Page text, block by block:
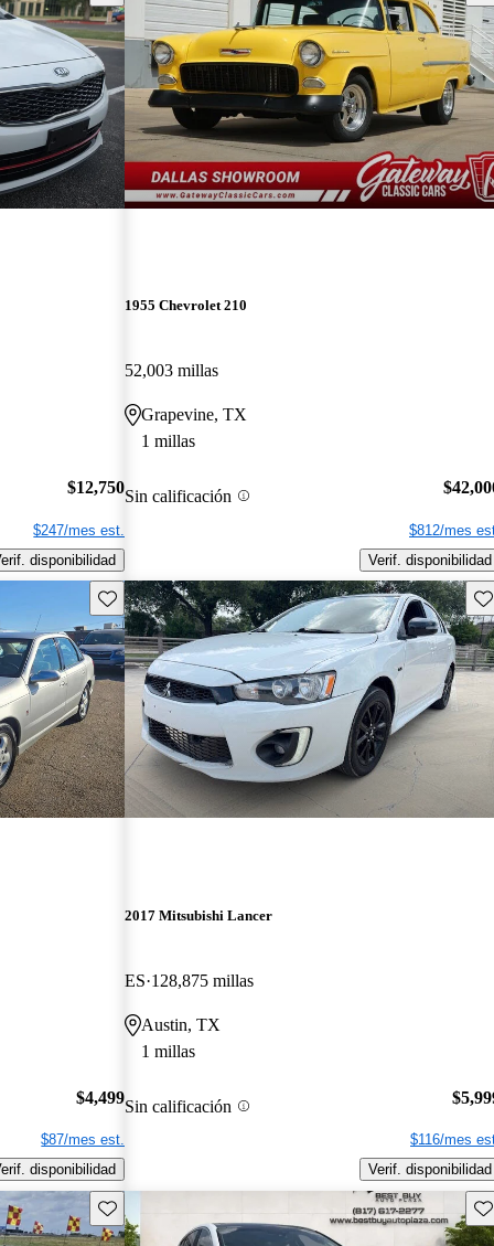
$12,750
$247/mes est.
disponibilidad
1955 Chevrolet 210
52,003 millas
Grapevine, TX
1 millas
Sin calificación
$812/mes
Verif. disponibilidad
Guarda este Aviso
$4,499
$87/mes est.
disponibilidad
2017 Mitsubishi Lancer
ES 128,875 millas
Austin, TX
1 millas
Sin calificación
$116/mes
Verif. disponibilidad
Guarda este Aviso